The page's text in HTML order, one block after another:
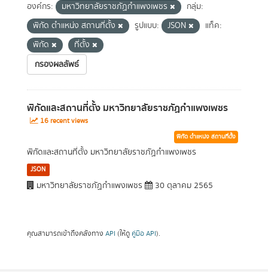
องค์กร:
มหาวิทยาลัยราชภัฏกำแพงเพชร
กลุ่ม:
พิกัด ตำแหน่ง สถานที่ตั้ง
รูปแบบ: JSON
แท็ค:
พิกัด
ที่ตั้ง
กรองผลลัพธ์
พิกัดและสถานที่ตั้ง มหาวิทยาลัยราชภัฏกำแพงเพชร
16 recent views
พิกัด ตำแหน่ง สถานที่ตั้ง
พิกัดและสถานที่ตั้ง มหาวิทยาลัยราชภัฏกำแพงเพชร
JSON
มหาวิทยาลัยราชภัฏกำแพงเพชร 30 ตุลาคม 2565
คุณสามารถเข้าถึงคลังทาง API (ให้ดู คู่มือ API).